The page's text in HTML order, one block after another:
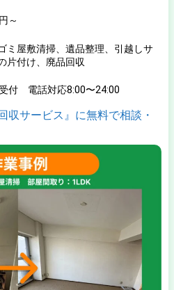
～
ミ屋敷清掃、遺品整理、引越しサ
片付け、廃品回収
付 電話対応8:00〜24:00
収サービス』に無料で相談・